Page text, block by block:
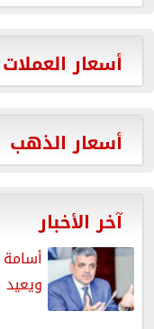
أسعار العملات
أسعار الذهب
آخر الأخبار
ويعيد